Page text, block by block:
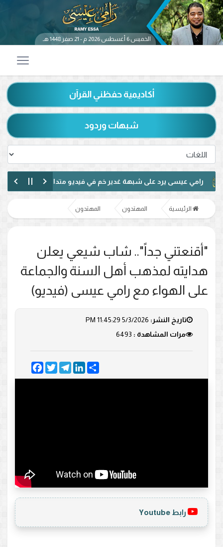
الخميس 6 أغسطس 2026 م - 21 صفر 1448 هـ
أكاديمية حفظني القرآن
شبهات وردود
عيسى يرد على شبهة غدير خم في فيديو متداول.. ماذا قال عن حديث
الرئيسية المهتدون المهتدون
"أقنعتني جداً".. شاب شيعي يعلن
هدايته لمذهب أهل السنة والجماعة
على الهواء مع رامي عيسى (فيديو)
تاريخ النشر: 5/3/2026 11:45:29 PM
مرات المشاهدة : 6493
FacebookTwitter
TelegramLinkedInShare
رابط Youtube